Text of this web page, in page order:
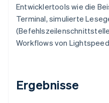
Entwicklertools wie die
Terminal, simulierte
Workflows von
Ergebnisse